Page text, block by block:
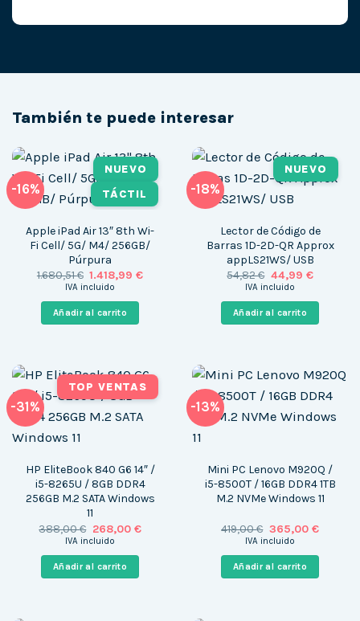
También te puede interesar
-16%
NUEVO
TÁCTIL
Apple iPad Air 13″ 8th Wi-
Fi Cell/ 5G/ M4/ 256GB/
Púrpura
1.680,51€ El
precio
era:
1.680,51 €.
1.418,99€El
IVA incluido
Añadir al carrito
-18%
NUEVO
Lector de Código de
Barras 1D-2D-QR Approx
appLS21WS/ USB
54,82€ El
precio
era:
54,82 €.
44,99 €El
es:
44,99 €.
IVA incluido
Añadir al carrito
-31%
TOP VENTAS
HP EliteBook 840 G6 14″ /
i5-8265U / 8GB DDR4
256GB M.2 SATA Windows
11
388,00€ El
precio
era:
388,00 €.
268,00 €El
IVA incluido
Añadir al carrito
-13%
Mini PC Lenovo M920Q /
i5-8500T / 16GB DDR4 1TB
M.2 NVMe Windows 11
419,00€ El
precio
era:
419,00 €.
365,00 €El
es:
365,00
IVA incluido
Añadir al carrito